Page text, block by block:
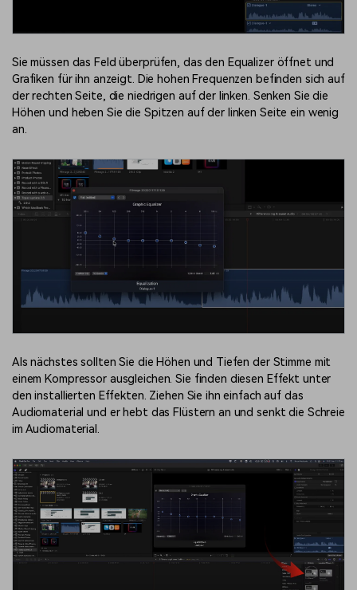
Sie müssen das Feld überprüfen, das den Equalizer öffnet und
Grafiken für ihn anzeigt. Die hohen Frequenzen befinden sich auf
der rechten Seite, die niedrigen auf der linken. Senken Sie die
Höhen und heben Sie die Spitzen auf der linken Seite ein wenig
an.
Als nächstes sollten Sie die Höhen und Tiefen der Stimme mit
einem Kompressor ausgleichen. Sie finden diesen Effekt unter
den installierten Effekten. Ziehen Sie ihn einfach auf das
Audiomaterial und er hebt das Flüstern an und senkt die Schreie
im Audiomaterial.